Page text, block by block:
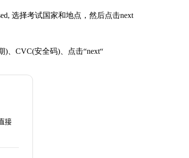
选择考试国家和地点，然后点击next
、CVC(安全码)、点击“next“